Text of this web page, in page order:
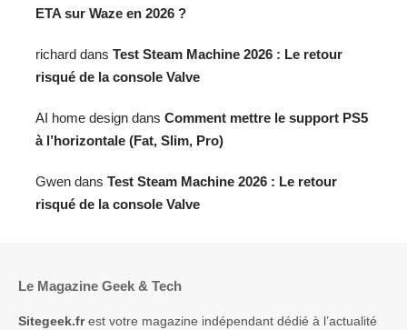
ETA sur Waze en 2026 ?
richard dans Test Steam Machine 2026 : Le retour
risqué de la console Valve
AI home design dans Comment mettre le support PS5
à l’horizontale (Fat, Slim, Pro)
Gwen dans Test Steam Machine 2026 : Le retour
risqué de la console Valve
Le Magazine Geek & Tech
Sitegeek.frest votre magazine indépendant dédié à l’actualité